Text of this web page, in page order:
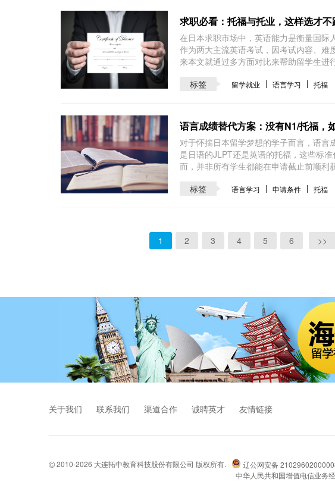
求职必看：托福与托业，这样选才
在日本求职市场中，英语能力是衡量国际
作为两大主流英语考试，因考试内容、
来本文就通过多方面对比来帮助留学生进
标签
留学就业 语言学习 托福
语言成绩替代方案：没有N1/托福，
对于怀揣日本留学梦想的学子而言，语
是日语的JLPT还是英语的托福，这些标
而，并非所有学生都能在申请截止前顺利
标签
语言学习 申请条件 托福
1 2 3 4 5 6 >>
关于我们 联系我们 渠道合作 诚聘英才 友情链接
©2010-2026 大连拓中教育科技股份有限公司 版权所有. 辽公网安备
中华人民共和国增值电信业务